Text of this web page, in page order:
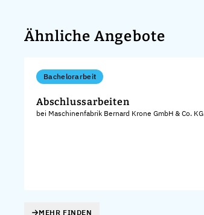
Ähnliche Angebote
Bachelorarbeit
Abschlussarbeiten
bei Maschinenfabrik Bernard Krone GmbH & Co. KG
MEHR FINDEN